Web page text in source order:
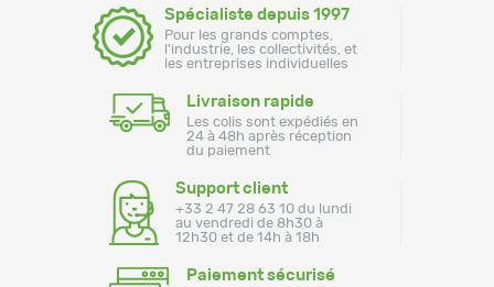
Spécialiste depuis 1997
Pour les grands comptes,
l'industrie, les collectivités, et
les entreprises individuelles
Livraison rapide
Les colis sont expédiés en
24 à 48h après réception
du paiement
Support client
+33 2 47 28 63 10 du lundi
au vendredi de 8h30 à
12h30 et de 14h à 18h
Paiement sécurisé